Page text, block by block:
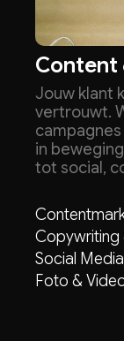
Content
Jouw klant
vertrouwt.
in
tot social,
Copywriting
Social
Foto &